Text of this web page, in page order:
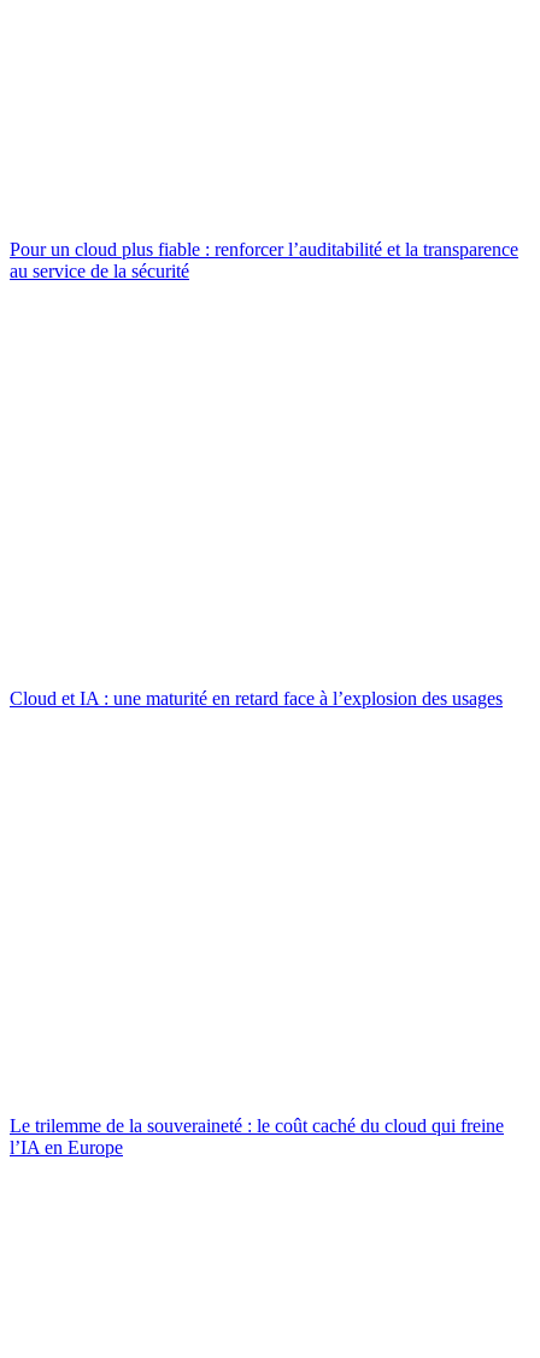
Pour un cloud plus fiable : renforcer l’auditabilité et la transparence
au service de la sécurité
Cloud et IA : une maturité en retard face à l’explosion des usages
Le trilemme de la souveraineté : le coût caché du cloud qui freine
l’IA en Europe